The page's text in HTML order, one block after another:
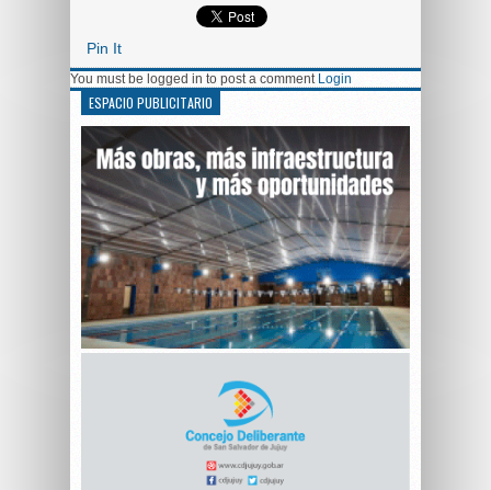
Pin It
You must be logged in to post a comment Login
ESPACIO PUBLICITARIO